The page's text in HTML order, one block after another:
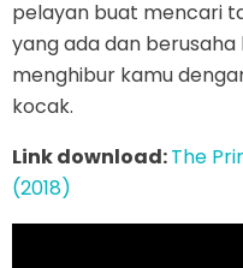
pelayan buat mencari
yang ada dan berusaha
menghibur kamu
kocak.
Link download:The
(2018)